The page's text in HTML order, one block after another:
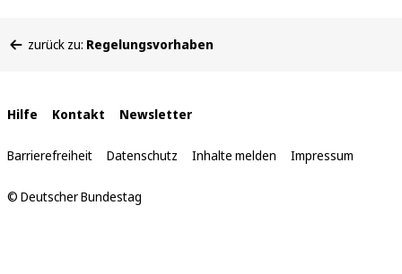
befinden
zurück zu: Regelungsvorhaben
Interne
Links
Hilfe Kontakt Newsletter
Barrierefreiheit Datenschutz Inhalte melden Impressum
© Deutscher Bundestag